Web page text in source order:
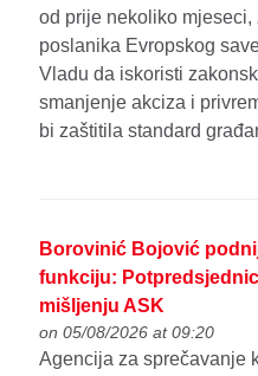
od prije nekoliko
poslanika Evropskog
Vladu da iskoristi
smanjenje akciza i
bi zaštitila standard
Borovinić Bojović
funkciju:
mišljenju ASK
on 05/08/2026 at 09:20
Agencija za sprečavanje